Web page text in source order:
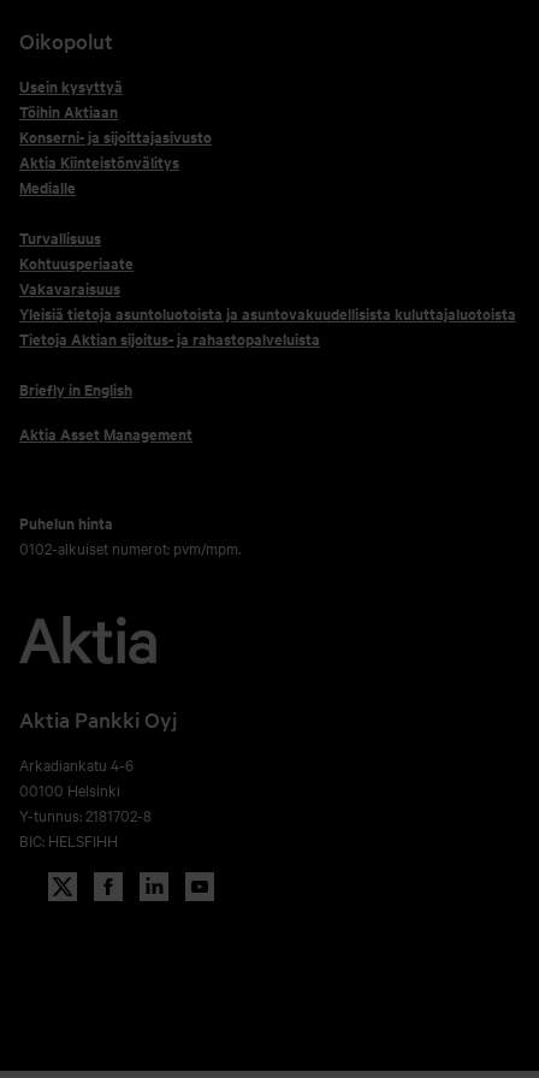
Oikopolut
Usein kysyttyä
Töihin Aktiaan
Konserni- ja sijoittajasivusto
Aktia Kiinteistönvälitys
Medialle
Turvallisuus
Kohtuusperiaate
Vakavaraisuus
Yleisiä tietoja asuntoluotoista ja asuntovakuudellisista kuluttajaluotoista
Tietoja Aktian sijoitus- ja rahastopalveluista
Briefly in English
Aktia Asset Management
Puhelun hinta
0102-alkuiset numerot: pvm/mpm.
Aktia Pankki Oyj
Arkadiankatu 4-6
00100 Helsinki
Y-tunnus: 2181702-8
BIC: HELSFIHH